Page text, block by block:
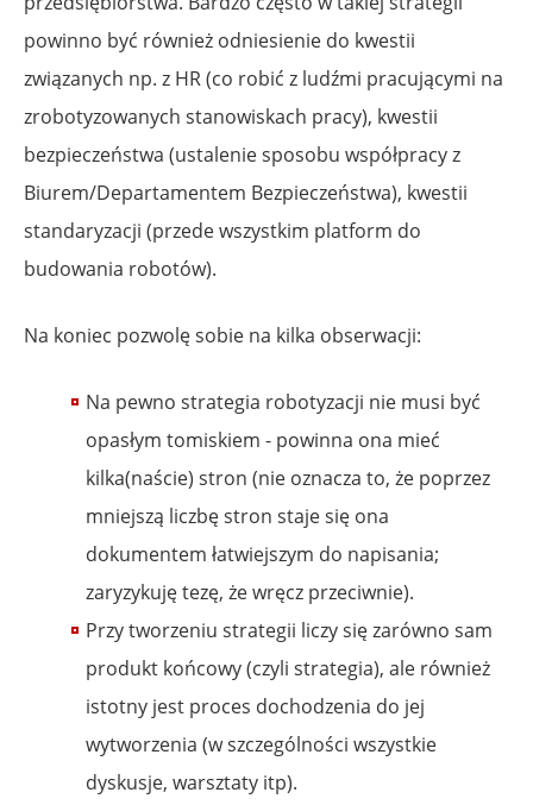
powinno być również odniesienie do kwestii
związanych np. z HR (co robić z ludźmi pracującymi na
zrobotyzowanych stanowiskach pracy), kwestii
bezpieczeństwa (ustalenie sposobu współpracy z
Biurem/Departamentem Bezpieczeństwa), kwestii
standaryzacji (przede wszystkim platform do
budowania robotów).
Na koniec pozwolę sobie na kilka obserwacji:
Na pewno strategia robotyzacji nie musi być
opasłym tomiskiem - powinna ona mieć
kilka(naście) stron (nie oznacza to, że poprzez
mniejszą liczbę stron staje się ona
dokumentem łatwiejszym do napisania;
zaryzykuję tezę, że wręcz przeciwnie).
Przy tworzeniu strategii liczy się zarówno sam
produkt końcowy (czyli strategia), ale również
istotny jest proces dochodzenia do jej
wytworzenia (w szczególności wszystkie
dyskusje, warsztaty itp).